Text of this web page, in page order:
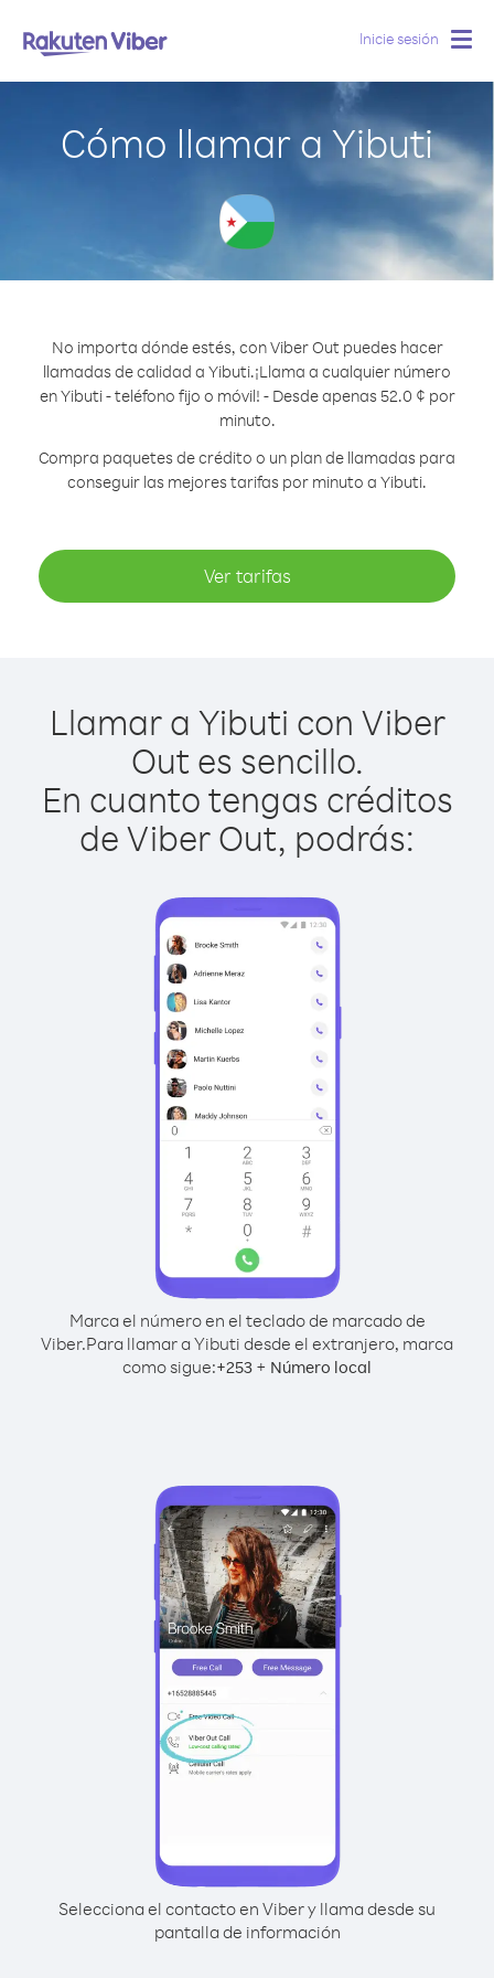
Inicie sesión
Cómo llamar a Yibuti
No importa dónde estés, con Viber Out puedes hacer
llamadas de calidad a Yibuti.¡Llama a cualquier número
en Yibuti - teléfono fijo o móvil! - Desde apenas 52.0 ¢ por
minuto.
Compra paquetes de crédito o un plan de llamadas para
conseguir las mejores tarifas por minuto a Yibuti.
Ver tarifas
Llamar a Yibuti con Viber
Out es sencillo.
En cuanto tengas créditos
de Viber Out, podrás:
Marca el número en el teclado de marcado de
Viber.Para llamar a Yibuti desde el extranjero, marca
como sigue:+253 + Número local
Selecciona el contacto en Viber y llama desde su
pantalla de información